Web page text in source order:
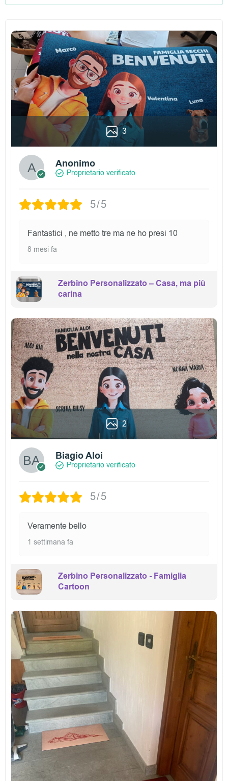
3
Anonimo
Proprietario verificato
5/5
Fantastici , ne metto tre ma ne ho presi 10
8 mesi fa
Zerbino Personalizzato – Casa, ma più
carina
2
Biagio Aloi
Proprietario verificato
5/5
Veramente bello
1 settimana fa
Zerbino Personalizzato - Famiglia
Cartoon